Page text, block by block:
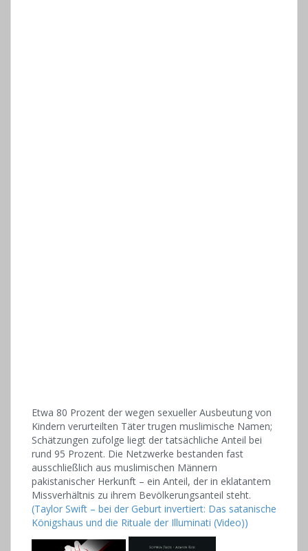
Etwa 80 Prozent der wegen sexueller Ausbeutung von
Kindern verurteilten Täter trugen muslimische Namen;
Schätzungen zufolge liegt der tatsächliche Anteil bei
rund 95 Prozent. Die Netzwerke bestanden fast
ausschließlich aus muslimischen Männern
pakistanischer Herkunft – ein Anteil, der in eklatantem
Missverhältnis zu ihrem Bevölkerungsanteil steht.
(Taylor Swift – bei der Geburt invertiert: Das satanische
Königshaus und die Rituale der Illuminati (Video))